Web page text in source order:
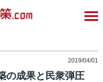
2019/04/01
の成果と民衆弾圧